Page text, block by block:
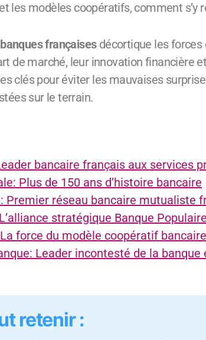
les modèles coopératifs, comment s’y
françaisesdécortique les forces
de marché, leur innovation financière
clés pour éviter les mauvaises
sur le terrain.
bancaire français aux services
Plus de 150 ans d’histoire bancaire
Premier réseau bancaire mutualiste
stratégique Banque
force du modèle coopératif bancaire
Leader incontesté de la banque
retenir :